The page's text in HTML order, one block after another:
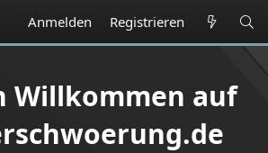
Anmelden Registrieren
Willkommen auf